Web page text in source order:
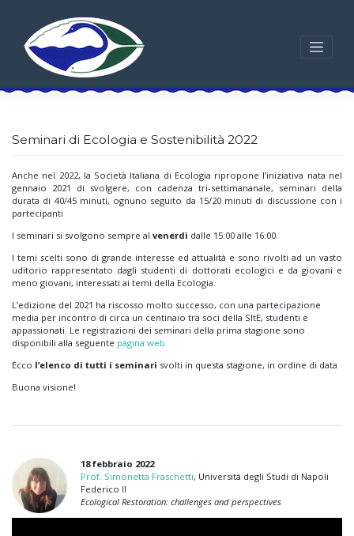
Seminari di Ecologia e Sostenibilità 2022
Anche nel 2022, la Società Italiana di Ecologia ripropone l’iniziativa nata nel
gennaio 2021 di svolgere, con cadenza tri-settimananale, seminari della
durata di 40/45 minuti, ognuno seguito da 15/20 minuti di discussione con i
partecipanti
I seminari si svolgono sempre al venerdì dalle 15:00 alle 16:00.
I temi scelti sono di grande interesse ed attualità e sono rivolti ad un vasto
uditorio rappresentato dagli studenti di dottorati ecologici e da giovani e
meno giovani, interessati ai temi della Ecologia.
L’edizione del 2021 ha riscosso molto successo, con una partecipazione
media per incontro di circa un centinaio tra soci della SItE, studenti e
appassionati. Le registrazioni dei seminari della prima stagione sono
disponibili alla seguente pagina web
Ecco l’elenco di tutti i seminari svolti in questa stagione, in ordine di data
Buona visione!
18 febbraio 2022
Prof. Simonetta Fraschetti, Università degli Studi di Napoli
Federico II
Ecological Restoration: challenges and perspectives